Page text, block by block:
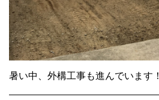
暑い中、外構工事も進んでいます！